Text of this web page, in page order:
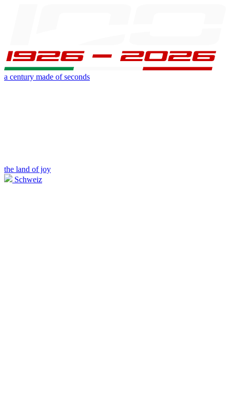
a century made of seconds
the land of joy
Schweiz